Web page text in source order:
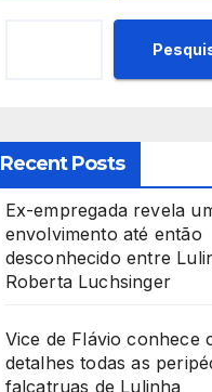
Recent Posts
Ex-empregada revela
envolvimento até então
desconhecido entre
Roberta Luchsinger
Vice de Flávio conhece
detalhes todas as
falcatruas de Lulinha